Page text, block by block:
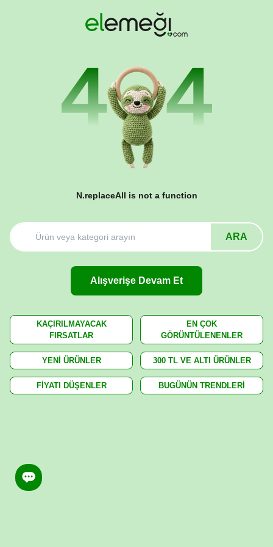
N.replaceAll is not a function
ARA
Alışverişe Devam Et
KAÇIRILMAYACAK
FIRSATLAR
EN ÇOK
GÖRÜNTÜLENENLER
YENİ ÜRÜNLER 300 TL VE ALTI ÜRÜNLER
FİYATI DÜŞENLER BUGÜNÜN TRENDLERİ